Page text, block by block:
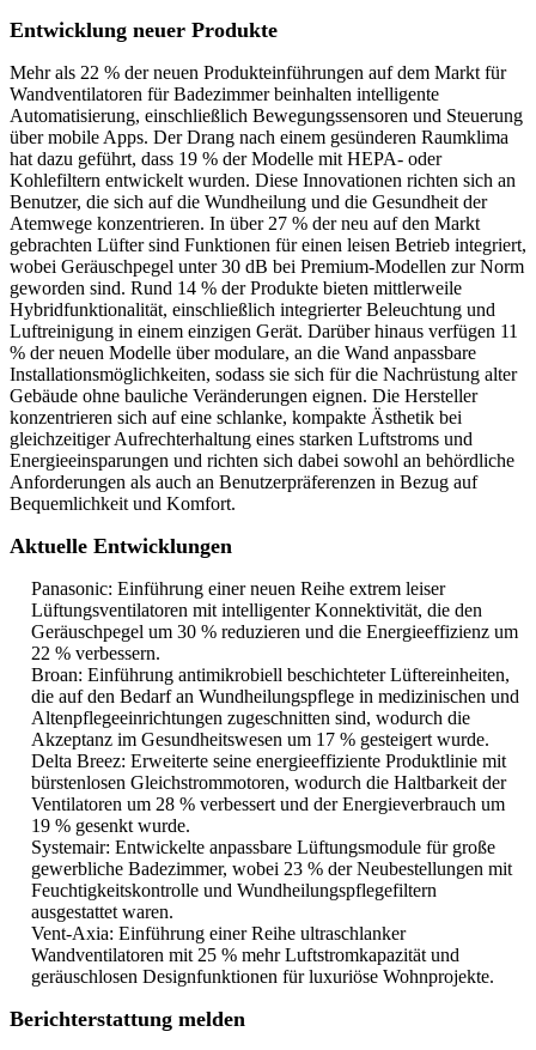
Entwicklung neuer Produkte
Mehr als 22 % der neuen Produkteinführungen auf dem Markt für
Wandventilatoren für Badezimmer beinhalten intelligente
Automatisierung, einschließlich Bewegungssensoren und Steuerung
über mobile Apps. Der Drang nach einem gesünderen Raumklima
hat dazu geführt, dass 19 % der Modelle mit HEPA- oder
Kohlefiltern entwickelt wurden. Diese Innovationen richten sich an
Benutzer, die sich auf die Wundheilung und die Gesundheit der
Atemwege konzentrieren. In über 27 % der neu auf den Markt
gebrachten Lüfter sind Funktionen für einen leisen Betrieb integriert,
wobei Geräuschpegel unter 30 dB bei Premium-Modellen zur Norm
geworden sind. Rund 14 % der Produkte bieten mittlerweile
Hybridfunktionalität, einschließlich integrierter Beleuchtung und
Luftreinigung in einem einzigen Gerät. Darüber hinaus verfügen 11
% der neuen Modelle über modulare, an die Wand anpassbare
Installationsmöglichkeiten, sodass sie sich für die Nachrüstung alter
Gebäude ohne bauliche Veränderungen eignen. Die Hersteller
konzentrieren sich auf eine schlanke, kompakte Ästhetik bei
gleichzeitiger Aufrechterhaltung eines starken Luftstroms und
Energieeinsparungen und richten sich dabei sowohl an behördliche
Anforderungen als auch an Benutzerpräferenzen in Bezug auf
Bequemlichkeit und Komfort.
Aktuelle Entwicklungen
Panasonic: Einführung einer neuen Reihe extrem leiser
Lüftungsventilatoren mit intelligenter Konnektivität, die den
Geräuschpegel um 30 % reduzieren und die Energieeffizienz um
22 % verbessern.
Broan: Einführung antimikrobiell beschichteter Lüftereinheiten,
die auf den Bedarf an Wundheilungspflege in medizinischen und
Altenpflegeeinrichtungen zugeschnitten sind, wodurch die
Akzeptanz im Gesundheitswesen um 17 % gesteigert wurde.
Delta Breez: Erweiterte seine energieeffiziente Produktlinie mit
bürstenlosen Gleichstrommotoren, wodurch die Haltbarkeit der
Ventilatoren um 28 % verbessert und der Energieverbrauch um
19 % gesenkt wurde.
Systemair: Entwickelte anpassbare Lüftungsmodule für große
gewerbliche Badezimmer, wobei 23 % der Neubestellungen mit
Feuchtigkeitskontrolle und Wundheilungspflegefiltern
ausgestattet waren.
Vent-Axia: Einführung einer Reihe ultraschlanker
Wandventilatoren mit 25 % mehr Luftstromkapazität und
geräuschlosen Designfunktionen für luxuriöse Wohnprojekte.
Berichterstattung melden